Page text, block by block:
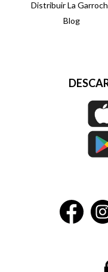
Distribuir La
Blog